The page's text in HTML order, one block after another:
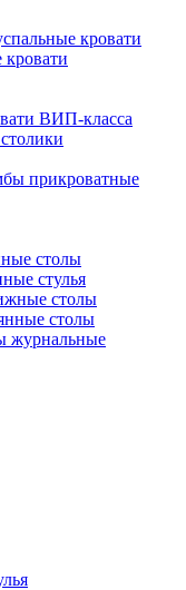
кровати
кровати
ВИП-класса
прикроватные
столы
стулья
столы
столы
журнальные